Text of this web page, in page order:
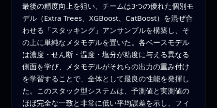
最後の精度向上を狙い、チームは3つの優れた個別モ
デル（Extra Trees、XGBoost、CatBoost）を混ぜ合
わせる「スタッキング」アンサンブルを構築し、そ
の上に単純なメタモデルを置いた。各ベースモデル
は濃度・せん断・温度・塩分が粘度に与える異なる
側面を学び、メタモデルがそれらの出力の重み付け
を学習することで、全体として最良の性能を発揮し
た。このスタック型システムは、予測値と実測値の
ほぼ完全な一致と非常に低い平均誤差を示し、フィ